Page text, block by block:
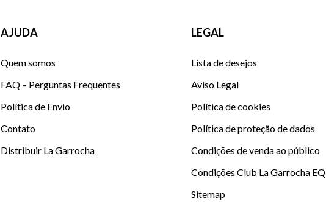
AJUDA
Quem somos
FAQ – Perguntas Frequentes
Política de Envio
Contato
Distribuir La Garrocha
LEGAL
Lista de desejos
Aviso Legal
Política de cookies
Política de proteção de dados
Condições de venda ao público
Condições Club La Garrocha EQ
Sitemap